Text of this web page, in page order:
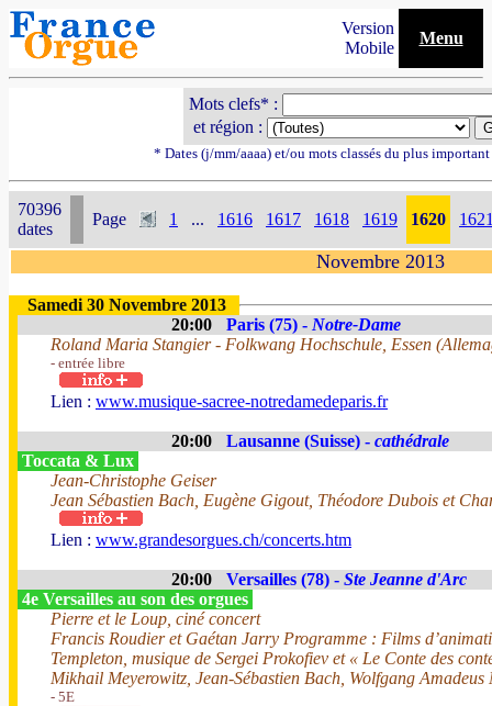
Version
Mobile
Menu
Mots clefs* :
et région :
* Dates (j/mm/aaaa) et/ou mots classés du plus
70396
dates
Page 1 ... 1616 1617 1618 1619 1620
Novembre 2013
Samedi 30 Novembre 2013
20:00
Paris (75) - Notre-Dame
Roland Maria Stangier - Folkwang Hochschule, Essen
- entrée libre
Lien : www.musique-sacree-notredamedeparis.fr
20:00 Lausanne (Suisse) - cathédrale
Toccata & Lux
Jean-Christophe Geiser
Jean Sébastien Bach, Eugène Gigout, Théodore Dubois et
Lien : www.grandesorgues.ch/concerts.htm
20:00 Versailles (78) - Ste Jeanne d'Arc
4e Versailles au son des orgues
Pierre et le Loup, ciné concert
Francis Roudier et Gaétan Jarry Programme : Films
Templeton, musique de Sergei Prokofiev et « Le Conte des
Mikhail Meyerowitz, Jean-Sébastien Bach, Wolfgang Amadeus
- 5E